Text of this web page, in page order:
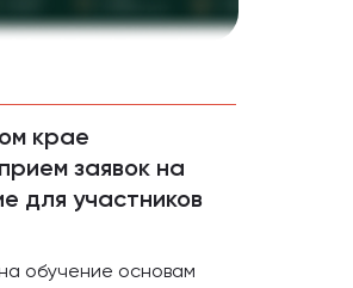
крае
заявок на
для участников
обучение основам